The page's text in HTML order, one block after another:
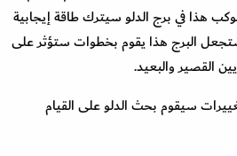
هذا في برج الدلو سيترك طاقة إيجابية
البرج هذا يقوم بخطوات ستؤثر على
القصير والبعيد.
سيقوم بحث الدلو على القيام